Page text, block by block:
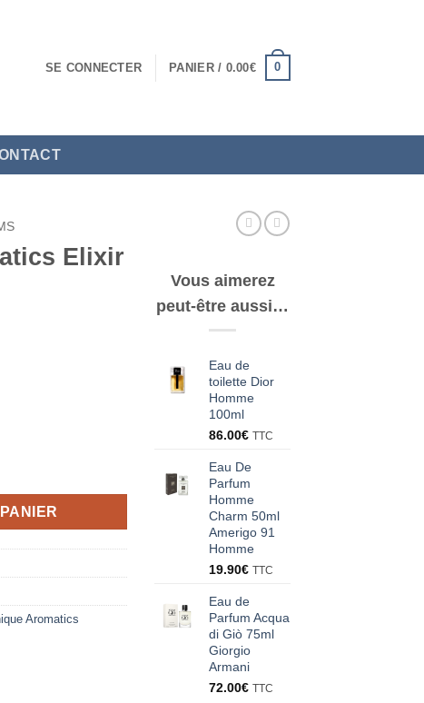
SE CONNECTER PANIER / 0.00€ 0
Elixir
Aromatics
Vous aimerez
peut-être aussi…
Eau de
toilette Dior
Homme
100ml
86.00€ TTC
Eau De
Parfum
Homme
Charm 50ml
Amerigo 91
Homme
19.90€ TTC
Eau de
Parfum Acqua
di Giò 75ml
Giorgio
Armani
72.00€ TTC